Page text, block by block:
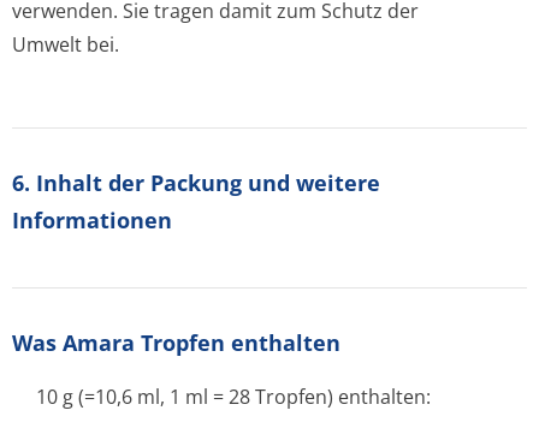
verwenden. Sie tragen damit zum Schutz der
Umwelt bei.
6. Inhalt der Packung und weitere
Informationen
Was Amara Tropfen enthalten
10 g (=10,6 ml, 1 ml = 28 Tropfen) enthalten: